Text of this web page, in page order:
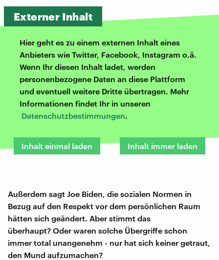
Externer Inhalt
Hier geht es zu einem externen Inhalt eines
Anbieters wie Twitter, Facebook, Instagram o.ä.
Wenn Ihr diesen Inhalt ladet, werden
personenbezogene Daten an diese Plattform
und eventuell weitere Dritte übertragen. Mehr
Informationen findet Ihr in unseren
Datenschutzbestimmungen.
Inhalt einmal laden Inhalt immer laden
Außerdem sagt Joe Biden, die sozialen Normen in
Bezug auf den Respekt vor dem persönlichen Raum
hätten sich geändert. Aber stimmt das
überhaupt? Oder waren solche Übergriffe schon
immer total unangenehm - nur hat sich keiner getraut,
den Mund aufzumachen?